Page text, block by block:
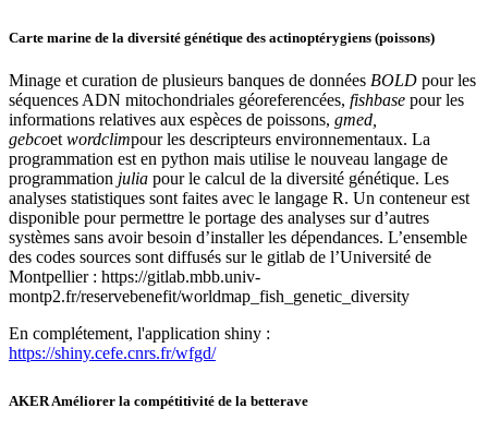
Carte marine de la diversité génétique des actinoptérygiens (poissons)
Minage et curation de plusieurs banques de données BOLD pour les
séquences ADN mitochondriales géoreferencées, fishbase pour les
informations relatives aux espèces de poissons, gmed,
gebcoet wordclimpour les descripteurs environnementaux. La
programmation est en python mais utilise le nouveau langage de
programmation julia pour le calcul de la diversité génétique. Les
analyses statistiques sont faites avec le langage R. Un conteneur est
disponible pour permettre le portage des analyses sur d’autres
systèmes sans avoir besoin d’installer les dépendances. L’ensemble
des codes sources sont diffusés sur le gitlab de l’Université de
Montpellier : https://gitlab.mbb.univ-
montp2.fr/reservebenefit/worldmap_fish_genetic_diversity
En complétement, l'application shiny :
https://shiny.cefe.cnrs.fr/wfgd/
AKER Améliorer la compétitivité de la betterave